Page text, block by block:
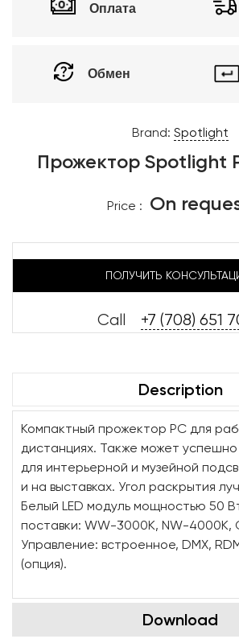
Оплата
Обмен
Brand: Spotlight
Прожектор Spotlight
Price : On
ПОЛУЧИТЬ
Call +7 (708) 651
Description
Компактный прожектор PC для
дистанциях. Также может успешно
для интерьерной и музейной
и на выставках. Угол раскрытия
Белый LED модуль мощностью 50
поставки: WW-3000K, NW-4000K,
Управление: встроенное, DMX,
(опция).
Download